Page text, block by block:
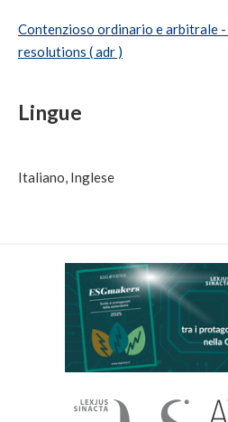
Contenzioso ordinario e arbitrale
resolutions ( adr )
Lingue
Italiano, Inglese